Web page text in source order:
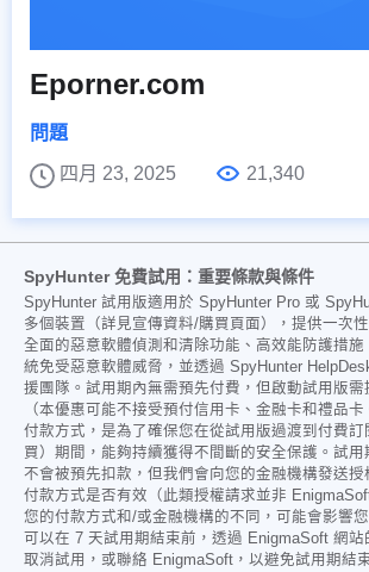
Eporner.com
問題
四月 23, 2025
21,340
SpyHunter 免費試用：重要條款與條件
SpyHunter 試用版適用於 SpyHunter Pro 或
多個裝置（詳見宣傳資料/購買頁面），提供一次
全面的惡意軟體偵測和清除功能、高效能防護措
統免受惡意軟體威脅，並透過 SpyHunter
援團隊。試用期內無需預先付費，但啟動試用版需
（本優惠可能不接受預付信用卡、金融卡和禮品
付款方式，是為了確保您在從試用版過渡到付費訂
買）期間，能夠持續獲得不間斷的安全保護。試
不會被預先扣款，但我們會向您的金融機構發送
付款方式是否有效（此類授權請求並非
您的付款方式和/或金融機構的不同，可能會影響
可以在 7 天試用期結束前，透過 EnigmaSoft 網站
取消試用，或聯絡 EnigmaSoft，以避免試用期結